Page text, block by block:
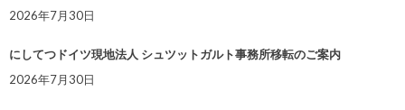
2026年7月30日
にしてつドイツ現地法人 シュツットガルト事務所移転のご案内
2026年7月30日